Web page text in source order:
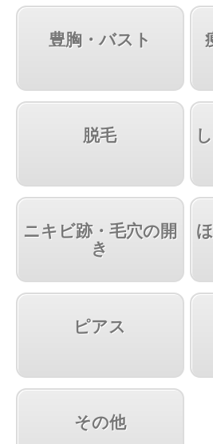
豊胸・バスト
脱毛
ニキビ跡・毛穴の開
き
ピアス
その他